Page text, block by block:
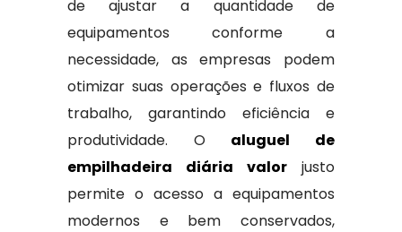
de ajustar a quantidade de
equipamentos conforme a
necessidade, as empresas podem
otimizar suas operações e fluxos de
trabalho, garantindo eficiência e
produtividade. O aluguel de
empilhadeira diária valor justo
permite o acesso a equipamentos
modernos e bem conservados,